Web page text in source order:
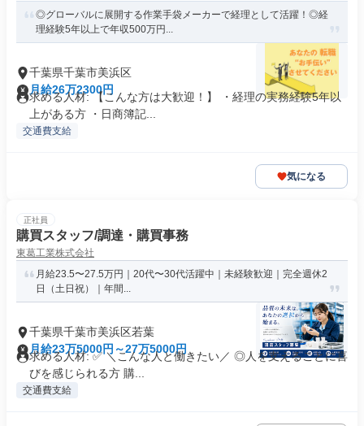
◎グローバルに展開する作業手袋メーカーで経理として活躍！◎経
理経験5年以上で年収500万円...
千葉県千葉市美浜区
月給26万2300円
求める人材: 【こんな方は大歓迎！】 ・経理の実務経験5年以
上がある方 ・日商簿記...
交通費支給
気になる
正社員
購買スタッフ/調達・購買事務
東葛工業株式会社
月給23.5〜27.5万円｜20代〜30代活躍中｜未経験歓迎｜完全週休2
日（土日祝）｜年間...
千葉県千葉市美浜区若葉
月給23万5000円～27万5000円
求める人材: ✅ ＼こんな人と働きたい／ ◎人を支えることに喜
びを感じられる方 購...
交通費支給